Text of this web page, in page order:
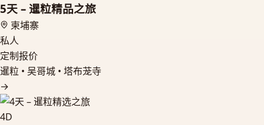
5天 – 暹粒精品之旅
柬埔寨
私人
定制报价
暹粒 • 吴哥城 • 塔布茏寺
→
4D